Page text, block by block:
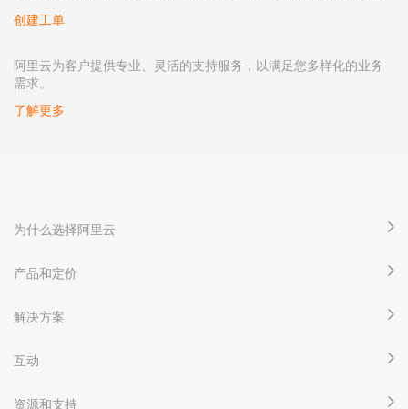
创建工单
阿里云为客户提供专业、灵活的支持服务，以满足您多样化的业务
需求。
了解更多
为什么选择阿里云
产品和定价
解决方案
互动
资源和支持